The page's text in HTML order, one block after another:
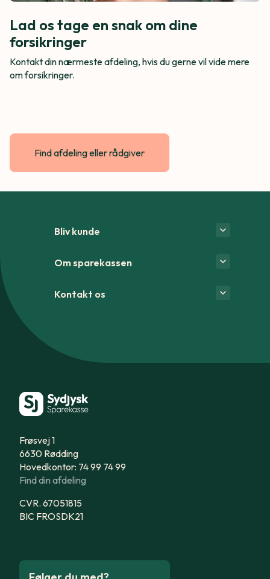
Lad os tage en snak om dine
forsikringer
Kontakt din nærmeste afdeling, hvis du gerne vil vide mere
om forsikringer.
Find afdeling eller rådgiver
Bliv kunde
Om sparekassen
Kontakt os
Frøsvej 1
6630 Rødding
Hovedkontor: 74 99 74 99
Find din afdeling
CVR. 67051815
BIC FROSDK21